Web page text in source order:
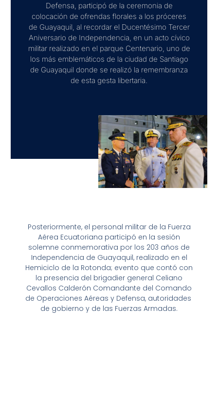
Defensa, participó de la ceremonia de
colocación de ofrendas florales a los próceres
de Guayaquil, al recordar el Ducentésimo Tercer
Aniversario de Independencia, en un acto cívico
militar realizado en el parque Centenario, uno de
los más emblemáticos de la ciudad de Santiago
de Guayaquil donde se realizó la remembranza
de esta gesta libertaria.
Posteriormente, el personal militar de la Fuerza
Aérea Ecuatoriana participó en la sesión
solemne conmemorativa por los 203 años de
Independencia de Guayaquil, realizado en el
Hemiciclo de la Rotonda; evento que contó con
la presencia del brigadier general Celiano
Cevallos Calderón Comandante del Comando
de Operaciones Aéreas y Defensa, autoridades
de gobierno y de las Fuerzas Armadas.